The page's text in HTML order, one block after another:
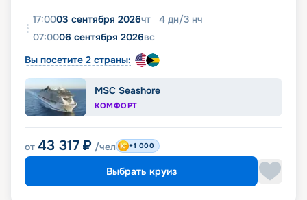
17:0003 сентября 2026чт 4 дн/3 нч
07:0006 сентября 2026вс
Вы посетите 2 страны:
MSC Seashore
КОМФОРТ
от 43 317 ₽ /чел +1 000
Выбрать круиз